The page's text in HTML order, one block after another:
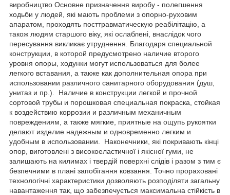
виробництво Основне призначення виробу - полегшення
ходьби у людей, які мають проблеми з опорно-руховим
апаратом, проходять посттравматическую реабілітацію, а
також людям старшого віку, які ослаблені, внаслідок чого
пересування викликає утруднення. Благодаря специальной
конструкции, в которой предусмотрено наличие второго
уровня опоры, ходунки могут использоваться для более
легкого вставания, а также как дополнительная опора при
использовании различного санитарного оборудования (душ,
унитаз и пр.). Наличие в конструкции легкой и прочной
сортовой трубы и порошковая специальная покраска, стойкая
к воздействию коррозии и различным механичным
повреждениям, а также мягкие, приятные на ощупь рукоятки
делают изделие надежным и одновременно легким и
удобным в использовании. Наконечники, які покривають кінці
опор, виготовлені з високоеластичної і якісної гуми, не
залишають на килимах і твердій поверхні слідів і разом з тим є
безпечними в плані запобігання ковзання. Точно прораховані
технологічні характеристики дозволяють розподіляти загальну
навантаження так, що забезпечується максимальна стійкість в